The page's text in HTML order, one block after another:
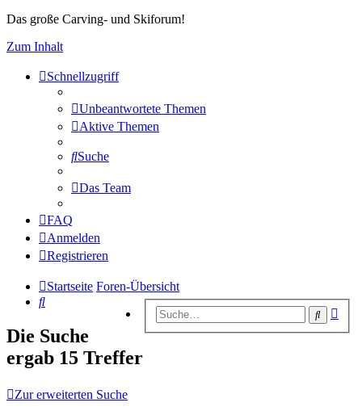
Das große Carving- und Skiforum!
Zum Inhalt
Schnellzugriff
Unbeantwortete Themen
Aktive Themen
Suche
Das Team
FAQ
Anmelden
Registrieren
Startseite Foren-Übersicht
Suche
Suche
Die Suche
ergab 15 Treffer
Zur erweiterten Suche